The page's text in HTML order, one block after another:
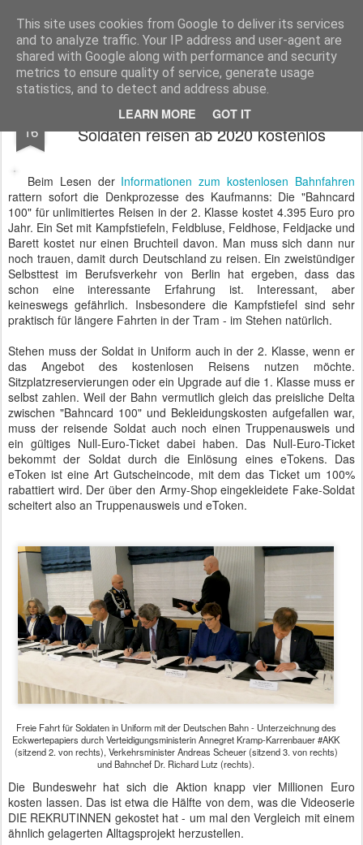
This site uses cookies from Google to deliver its services
and to analyze traffic. Your IP address and user-agent are
shared with Google along with performance and security
metrics to ensure quality of service, generate usage
statistics, and to detect and address abuse.
LEARN MORE GOT IT
BTB concept Media GmbH Presseberichte zu Bundespolitik, Diplomatie, Sicherheitspolitik, Wirtschaft, Fahrzeugtechnik und IT - Pressedienst, Fachartikel, Bildredaktion, O-Ton-Videos
16
Rein in die Uniform und ab mit der Bahn -
Soldaten reisen ab 2020 kostenlos
Beim Lesen der Informationen zum kostenlosen Bahnfahren
rattern sofort die Denkprozesse des Kaufmanns: Die "Bahncard
100" für unlimitiertes Reisen in der 2. Klasse kostet 4.395 Euro pro
Jahr. Ein Set mit Kampfstiefeln, Feldbluse, Feldhose, Feldjacke und
Barett kostet nur einen Bruchteil davon. Man muss sich dann nur
noch trauen, damit durch Deutschland zu reisen. Ein zweistündiger
Selbsttest im Berufsverkehr von Berlin hat ergeben, dass das
schon eine interessante Erfahrung ist. Interessant, aber
keineswegs gefährlich. Insbesondere die Kampfstiefel sind sehr
praktisch für längere Fahrten in der Tram - im Stehen natürlich.
Stehen muss der Soldat in Uniform auch in der 2. Klasse, wenn er
das Angebot des kostenlosen Reisens nutzen möchte.
Sitzplatzreservierungen oder ein Upgrade auf die 1. Klasse muss er
selbst zahlen. Weil der Bahn vermutlich gleich das preisliche Delta
zwischen "Bahncard 100" und Bekleidungskosten aufgefallen war,
muss der reisende Soldat auch noch einen Truppenausweis und
ein gültiges Null-Euro-Ticket dabei haben. Das Null-Euro-Ticket
bekommt der Soldat durch die Einlösung eines eTokens. Das
eToken ist eine Art Gutscheincode, mit dem das Ticket um 100%
rabattiert wird. Der über den Army-Shop eingekleidete Fake-Soldat
scheitert also an Truppenausweis und eToken.
Freie Fahrt für Soldaten in Uniform mit der Deutschen Bahn - Unterzeichnung des
Eckwertepapiers durch Verteidigungsministerin Annegret Kramp-Karrenbauer #AKK
(sitzend 2. von rechts), Verkehrsminister Andreas Scheuer (sitzend 3. von rechts)
und Bahnchef Dr. Richard Lutz (rechts).
Die Bundeswehr hat sich die Aktion knapp vier Millionen Euro
kosten lassen. Das ist etwa die Hälfte von dem, was die Videoserie
DIE REKRUTINNEN gekostet hat - um mal den Vergleich mit einem
ähnlich gelagerten Alltagsprojekt herzustellen.